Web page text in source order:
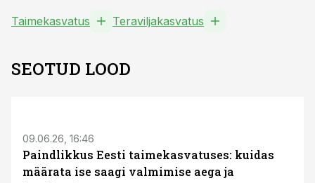
Taimekasvatus Teraviljakasvatus
SEOTUD LOOD
09.06.26, 16:46
Paindlikkus Eesti taimekasvatuses: kuidas
määrata ise saagi valmimise aega ja